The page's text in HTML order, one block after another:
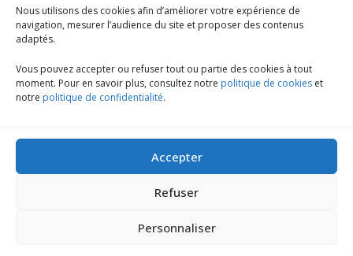
Nous utilisons des cookies afin d’améliorer votre expérience de
navigation, mesurer l’audience du site et proposer des contenus
adaptés.
Vous pouvez accepter ou refuser tout ou partie des cookies à tout
moment. Pour en savoir plus, consultez notre politique de cookies et
notre politique de confidentialité.
Accepter
Refuser
Personnaliser
fessad@unsa.org